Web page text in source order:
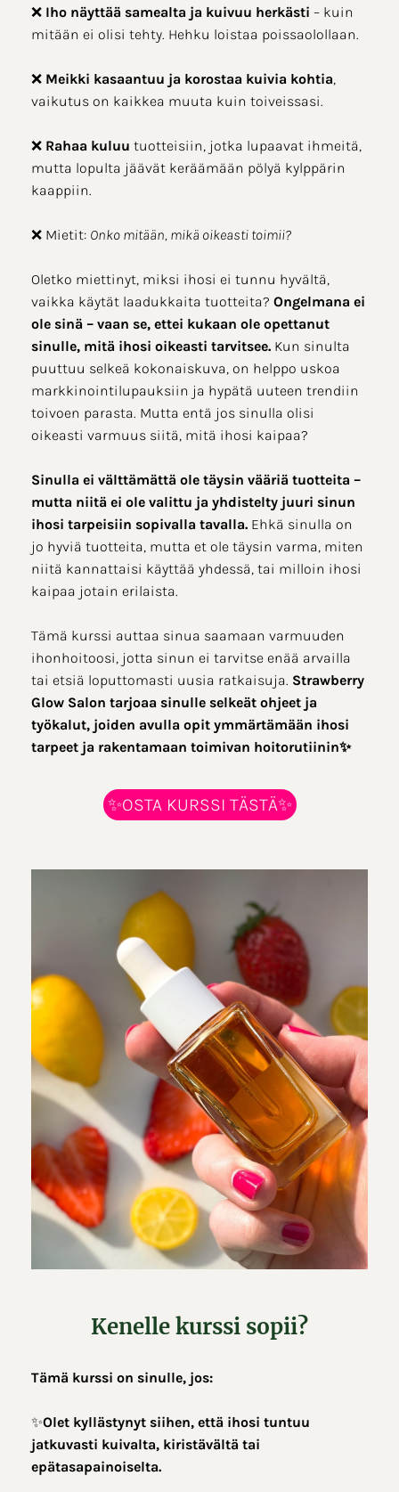
❌ Iho näyttää samealta ja kuivuu herkästi – kuin
mitään ei olisi tehty. Hehku loistaa poissaolollaan.
❌ Meikki kasaantuu ja korostaa kuivia kohtia,
vaikutus on kaikkea muuta kuin toiveissasi.
❌ Rahaa kuluu tuotteisiin, jotka lupaavat ihmeitä,
mutta lopulta jäävät keräämään pölyä kylppärin
kaappiin.
❌ Mietit: Onko mitään, mikä oikeasti toimii?
Oletko miettinyt, miksi ihosi ei tunnu hyvältä,
vaikka käytät laadukkaita tuotteita? Ongelmana ei
ole sinä – vaan se, ettei kukaan ole opettanut
sinulle, mitä ihosi oikeasti tarvitsee. Kun sinulta
puuttuu selkeä kokonaiskuva, on helppo uskoa
markkinointilupauksiin ja hypätä uuteen trendiin
toivoen parasta. Mutta entä jos sinulla olisi
oikeasti varmuus siitä, mitä ihosi kaipaa?
Sinulla ei välttämättä ole täysin vääriä tuotteita –
mutta niitä ei ole valittu ja yhdistelty juuri sinun
ihosi tarpeisiin sopivalla tavalla. Ehkä sinulla on
jo hyviä tuotteita, mutta et ole täysin varma, miten
niitä kannattaisi käyttää yhdessä, tai milloin ihosi
kaipaa jotain erilaista.
Tämä kurssi auttaa sinua saamaan varmuuden
ihonhoitoosi, jotta sinun ei tarvitse enää arvailla
tai etsiä loputtomasti uusia ratkaisuja. Strawberry
Glow Salon tarjoaa sinulle selkeät ohjeet ja
työkalut, joiden avulla opit ymmärtämään ihosi
tarpeet ja rakentamaan toimivan hoitorutiinin✨
✨OSTA KURSSI TÄSTÄ✨
Kenelle kurssi sopii?
Tämä kurssi on sinulle, jos:
✨Olet kyllästynyt siihen, että ihosi tuntuu
jatkuvasti kuivalta, kiristävältä tai
epätasapainoiselta.